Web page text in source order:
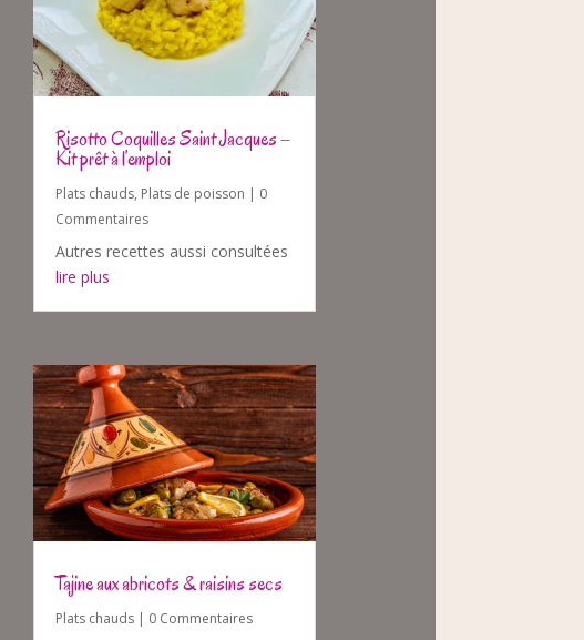
Risotto Coquilles Saint Jacques –
Kit prêt à l’emploi
Plats chauds, Plats de poisson | 0
Commentaires
Autres recettes aussi consultées
lire plus
Tajine aux abricots & raisins secs
Plats chauds| 0 Commentaires